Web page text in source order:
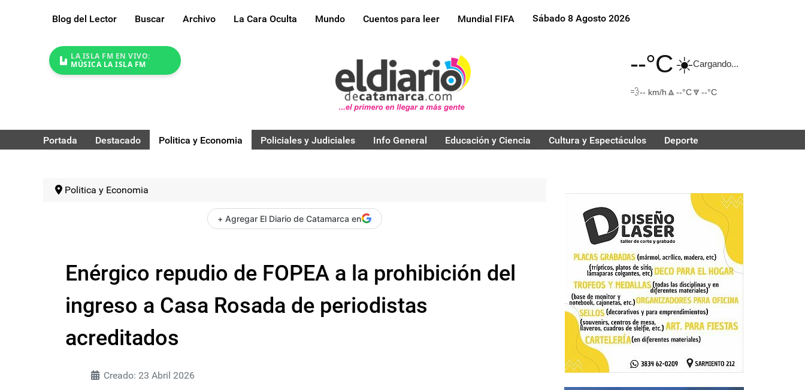
Blog del Lector Buscar Archivo La Cara Oculta Mundo Cuentos para leer Mundial FIFA Sábado 8 Agosto 2026
LA ISLA FM EN VIVO:
MÚSICA LA ISLA FM
--°C☀️Cargando...
💨-- km/h 🔼 --°C🔽 --°C
Portada Destacado Politica y Economia Policiales y Judiciales Info General Educación y Ciencia Cultura y Espectáculos Deporte
Politica y Economia
+ Agregar El Diario de Catamarca en
Enérgico repudio de FOPEA a la prohibición del
ingreso a Casa Rosada de periodistas
acreditados
Creado: 23 Abril 2026